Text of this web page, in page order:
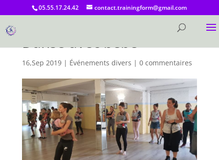
05.55.17.24.42 contact.trainingform@gmail.com
Danse avec bébé
16,Sep 2019| Événements divers | 0 commentaires